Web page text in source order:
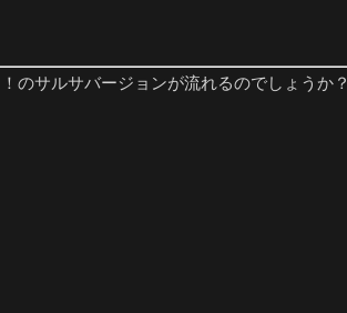
のサルサバージョンが流れるのでしょう